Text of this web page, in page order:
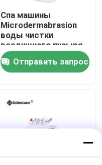
Спа машины
Microdermabrasion
воды чистки
воздушного пузыря
RF красота
небольшого лицевая
Отправить запрос